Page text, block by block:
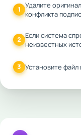
1 Удалите
конфликта
2 Если система
неизвестных
3 Установите файл